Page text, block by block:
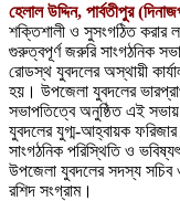
হেলাল উদ্দিন, পার্বতীপুর
শক্তিশালী ও সুসংগঠিত করার
গুরুত্বপূর্ণ জরুরি সাংগঠনিক
রোডস্থ যুবদলের অস্থায়ী
হয়। উপজেলা যুবদলের
সভাপতিত্বে অনুষ্ঠিত এই
যুবদলের যুগ্ম-আহ্বায়ক
সাংগঠনিক পরিস্থিতি ও
উপজেলা যুবদলের সদস্য সচিব
রশিদ সংগ্রাম।